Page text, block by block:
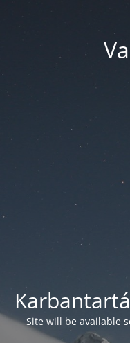
Site will be available